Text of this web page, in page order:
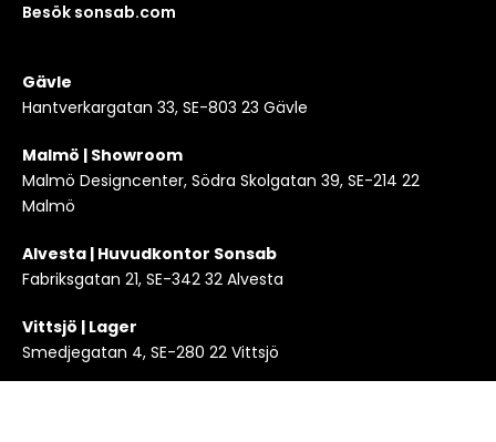
Besök sonsab.com
Gävle
Hantverkargatan 33, SE-803 23 Gävle
Malmö | Showroom
Malmö Designcenter, Södra Skolgatan 39, SE-214 22
Malmö
Alvesta | Huvudkontor Sonsab
Fabriksgatan 21, SE-342 32 Alvesta
Vittsjö | Lager
Smedjegatan 4, SE-280 22 Vittsjö